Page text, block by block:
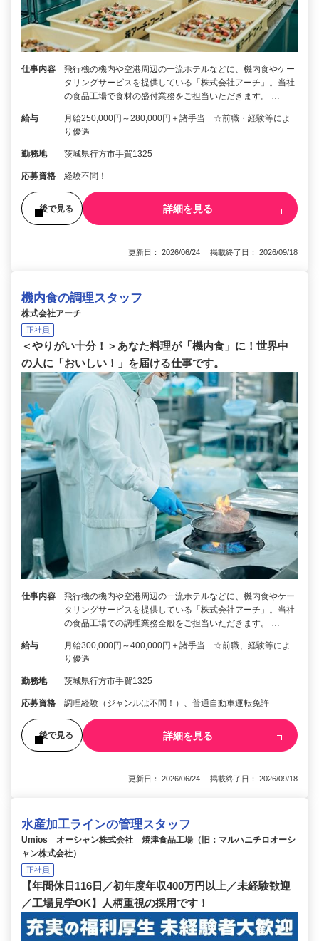
仕事内容
飛行機の機内や空港周辺の一流ホテルなどに、機内食やケー
タリングサービスを提供している「株式会社アーチ」。当社
の食品工場で食材の盛付業務をご担当いただきます。 …
給与
月給250,000円～280,000円＋諸手当 ☆前職・経験等によ
り優遇
勤務地 茨城県行方市手賀1325
応募資格 経験不問！
後で見る 詳細を見る
更新日： 2026/06/24 掲載終了日： 2026/09/18
機内食の調理スタッフ
株式会社アーチ
正社員
＜やりがい十分！＞あなた料理が「機内食」に！世界中
の人に「おいしい！」を届ける仕事です。
仕事内容
飛行機の機内や空港周辺の一流ホテルなどに、機内食やケー
タリングサービスを提供している「株式会社アーチ」。当社
の食品工場での調理業務全般をご担当いただきます。 …
給与
月給300,000円～400,000円＋諸手当 ☆前職、経験等によ
り優遇
勤務地 茨城県行方市手賀1325
応募資格 調理経験（ジャンルは不問！）、普通自動車運転免許
後で見る 詳細を見る
更新日： 2026/06/24 掲載終了日： 2026/09/18
水産加工ラインの管理スタッフ
Umios オーシャン株式会社 焼津食品工場（旧：マルハニチロオーシ
ャン株式会社）
正社員
【年間休日116日／初年度年収400万円以上／未経験歓迎
／工場見学OK】人柄重視の採用です！